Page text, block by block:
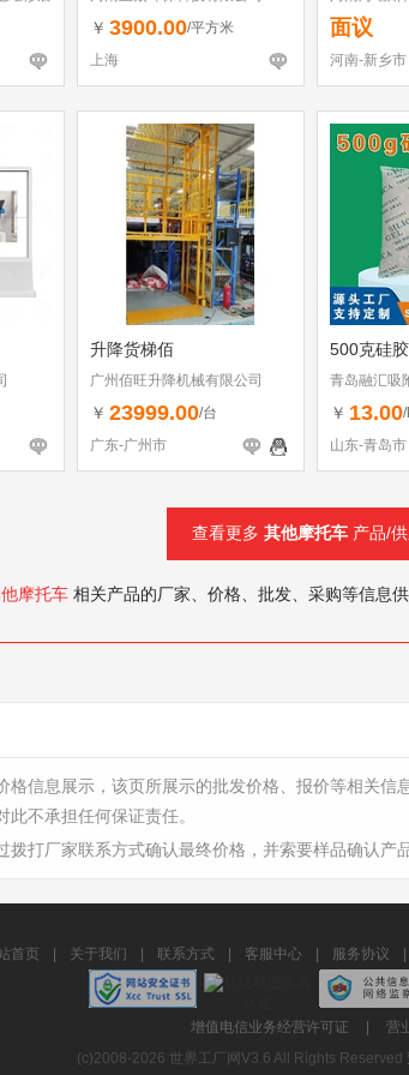
￥ 3900.00/平方米
上海
面议
河南-新乡市
升降货梯佰
广州佰旺升降机械有限公司
￥ 23999.00/台
广东-广州市
500克硅胶
青岛融汇吸
￥ 13.00
山东-青岛市
查看更多 其他摩托车 产品/
摩托车 相关产品的厂家、价格、批发、采购等信息
格信息展示，该页所展示的批发价格、报价等相关
此不承担任何保证责任。
拨打厂家联系方式确认最终价格，并索要样品确认产
首页 关于我们 联系方式 客服中心 服务协议
增值电信业务经营许可证
营
(c)2008-2026 世界工厂网V3.6 All Rights Reserved